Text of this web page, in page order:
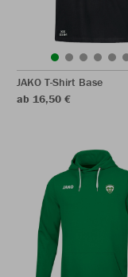
JAKO T-Shirt Base
ab 16,50 €